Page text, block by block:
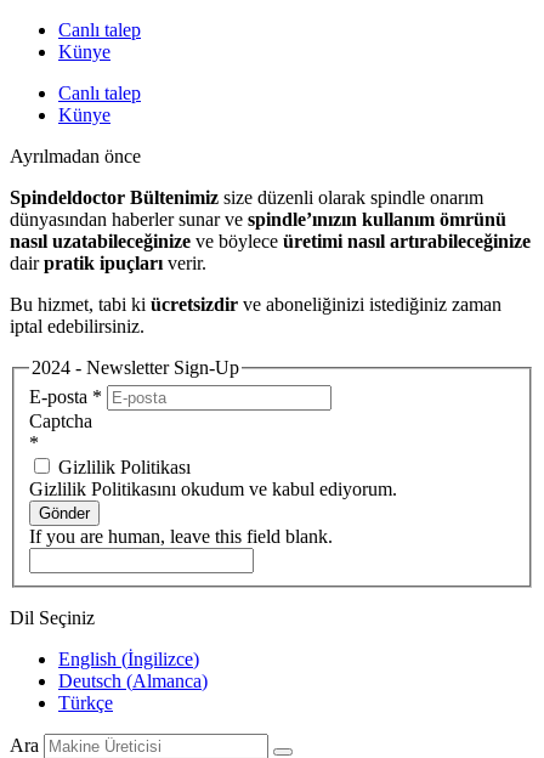
Canlı talep
Künye
Canlı talep
Künye
Ayrılmadan önce
Spindeldoctor Bültenimiz size düzenli olarak spindle onarım
dünyasından haberler sunar ve spindle’ınızın kullanım ömrünü
nasıl uzatabileceğinize ve böylece üretimi nasıl artırabileceğinize
dairpratik ipuçları verir.
Bu hizmet, tabi ki ücretsizdir ve aboneliğinizi istediğiniz zaman
iptal edebilirsiniz.
2024 - Newsletter Sign-Up
E-posta *
Captcha
*
Gizlilik Politikası
Gizlilik Politikasını okudum ve kabul ediyorum.
Gönder
If you are human, leave this field blank.
Dil Seçiniz
English (İngilizce)
Deutsch (Almanca)
Türkçe
Ara